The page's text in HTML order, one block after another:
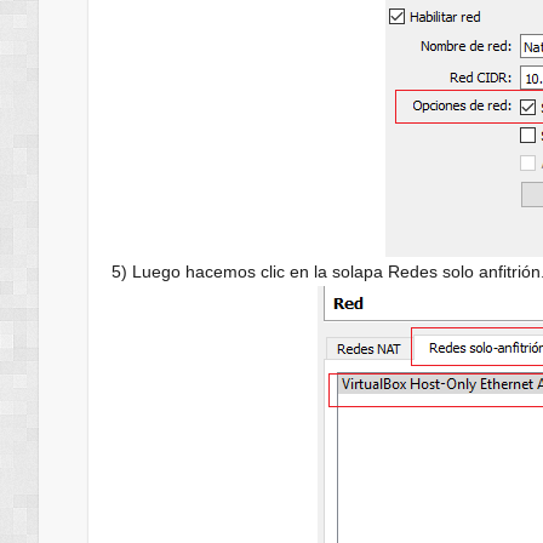
5) Luego hacemos clic en la solapa Redes solo